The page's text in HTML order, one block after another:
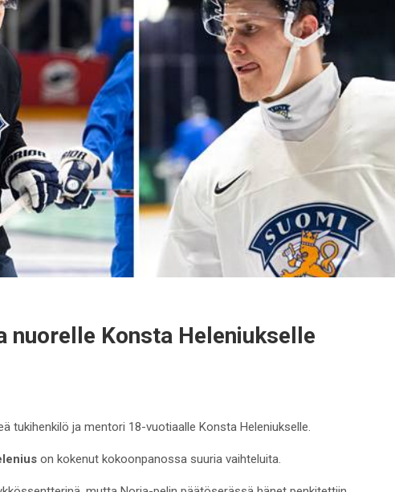
nuorelle Konsta Heleniukselle
tukihenkilö ja mentori 18-vuotiaalle Konsta Heleniukselle.
on kokenut kokoonpanossa suuria vaihteluita.